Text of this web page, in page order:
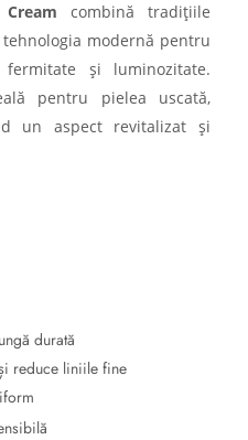
combină tradițiile
modernă pentru
și luminozitate.
pentru pielea uscată,
un aspect revitalizat și
durată
reduce liniile fine